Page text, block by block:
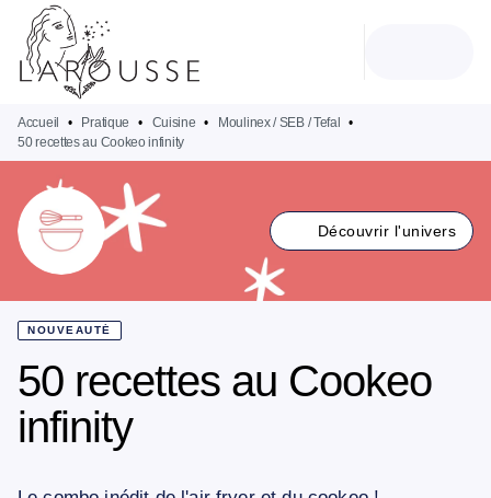
MENU
PIED DE PAGE
Accueil • Pratique • Cuisine • Moulinex / SEB / Tefal
•
50 recettes au Cookeo infinity
Découvrir l'univers
NOUVEAUTÉ
50 recettes au Cookeo
infinity